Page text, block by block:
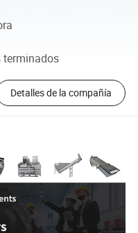
terminados
Detalles de la compañía